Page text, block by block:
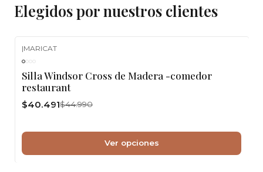
Elegidos por nuestros clientes
|MARICAT
Silla Windsor Cross de Madera -comedor
restaurant
$40.491$44.990
Ver opciones